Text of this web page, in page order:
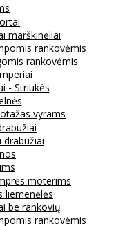
marškinėliai
rankovėmis
rankovėmis
- Striukės
vyrams
drabužiai
moterims
liemenėlės
be rankovių
rankovėmis